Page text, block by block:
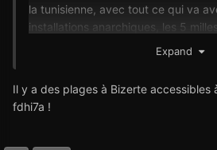
la tunisienne, avec tout ce qui va
installations anarchiques, les 5
Ch9af della3 i3oum fel b7ar etc. etc.
Expand
Il y a des plages à Bizerte accessibles
fdhi7a !